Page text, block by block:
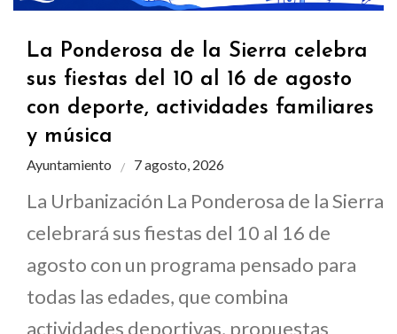
La Ponderosa de la Sierra celebra
sus fiestas del 10 al 16 de agosto
con deporte, actividades familiares
y música
Ayuntamiento 7 agosto, 2026
La Urbanización La Ponderosa de la Sierra
celebrará sus fiestas del 10 al 16 de
agosto con un programa pensado para
todas las edades, que combina
actividades deportivas, propuestas